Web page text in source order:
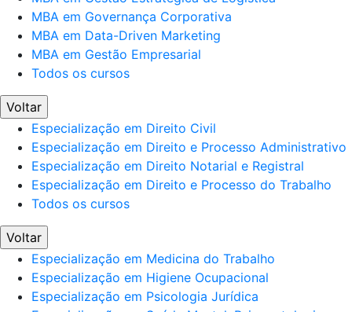
MBA em Governança Corporativa
MBA em Data-Driven Marketing
MBA em Gestão Empresarial
Todos os cursos
Voltar
Especialização em Direito Civil
Especialização em Direito e Processo Administrativo
Especialização em Direito Notarial e Registral
Especialização em Direito e Processo do Trabalho
Todos os cursos
Voltar
Especialização em Medicina do Trabalho
Especialização em Higiene Ocupacional
Especialização em Psicologia Jurídica